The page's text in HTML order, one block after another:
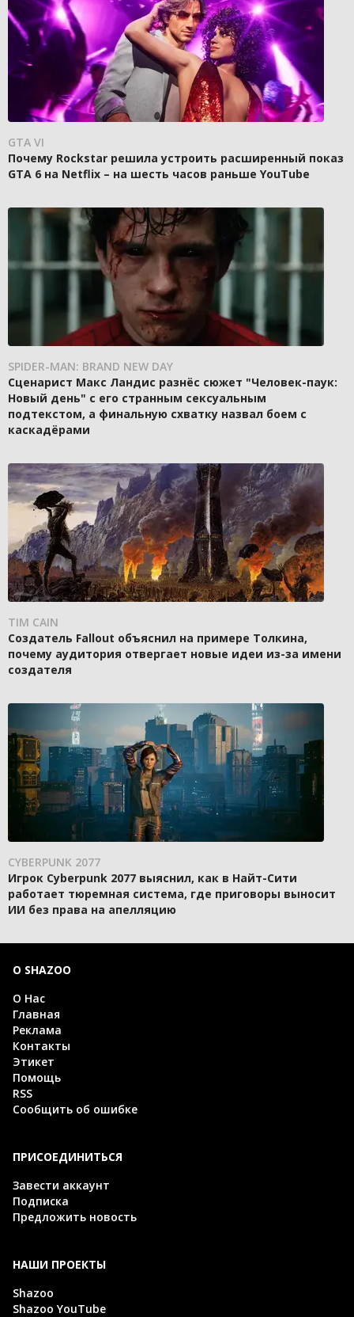
GTA VI
Почему Rockstar решила устроить расширенный показ
GTA 6 на Netflix – на шесть часов раньше YouTube
SPIDER-MAN: BRAND NEW DAY
Сценарист Макс Ландис разнёс сюжет "Человек-паук:
Новый день" с его странным сексуальным
подтекстом, а финальную схватку назвал боем с
каскадёрами
TIM CAIN
Создатель Fallout объяснил на примере Толкина,
почему аудитория отвергает новые идеи из-за имени
создателя
CYBERPUNK 2077
Игрок Cyberpunk 2077 выяснил, как в Найт-Сити
работает тюремная система, где приговоры выносит
ИИ без права на апелляцию
О SHAZOO
О Нас
Главная
Реклама
Контакты
Этикет
Помощь
RSS
Сообщить об ошибке
ПРИСОЕДИНИТЬСЯ
Завести аккаунт
Подписка
Предложить новость
НАШИ ПРОЕКТЫ
Shazoo
Shazoo YouTube